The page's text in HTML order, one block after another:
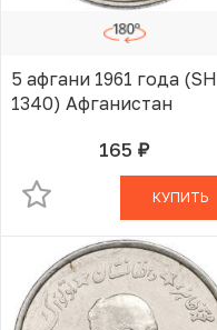
5 афгани 1961 года (SH
1340) Афганистан
165 руб.В КОРЗИНЕ
КУПИТЬ